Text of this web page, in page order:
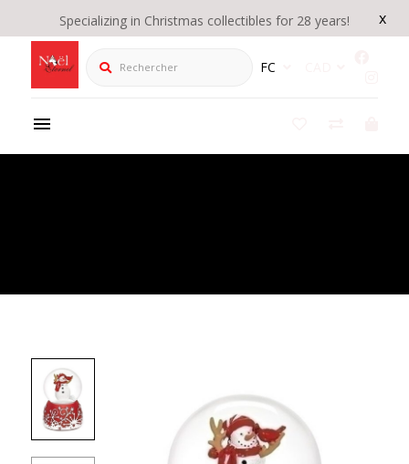
x
Specializing in Christmas collectibles for 28 years!
Rechercher FC